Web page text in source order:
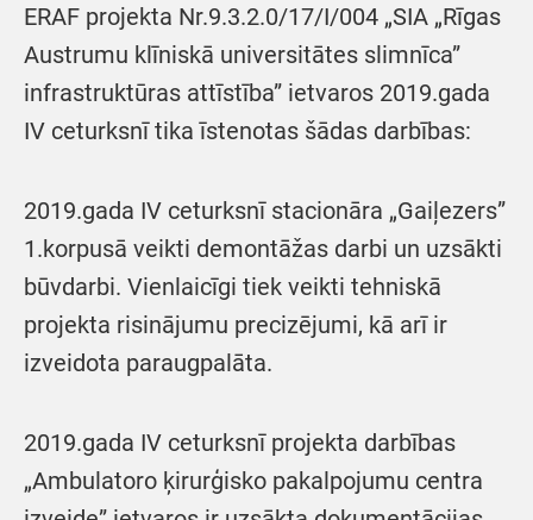
ERAF projekta Nr.9.3.2.0/17/I/004 „SIA „Rīgas
Austrumu klīniskā universitātes slimnīca”
infrastruktūras attīstība” ietvaros 2019.gada
IV ceturksnī tika īstenotas šādas darbības:
2019.gada IV ceturksnī stacionāra „Gaiļezers”
1.korpusā veikti demontāžas darbi un uzsākti
būvdarbi. Vienlaicīgi tiek veikti tehniskā
projekta risinājumu precizējumi, kā arī ir
izveidota paraugpalāta.
2019.gada IV ceturksnī projekta darbības
„Ambulatoro ķirurģisko pakalpojumu centra